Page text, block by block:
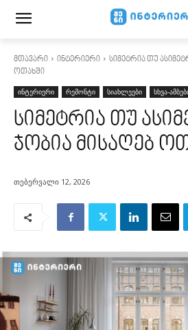
მთავარი ინტერიერი
სიმეტრია თუ
ოთახში
ინტერიერი რემონტი სიახლეები სხვა-
სიმეტრია თუ
ჯობია მისაღებ
თებერვალი 12, 2026